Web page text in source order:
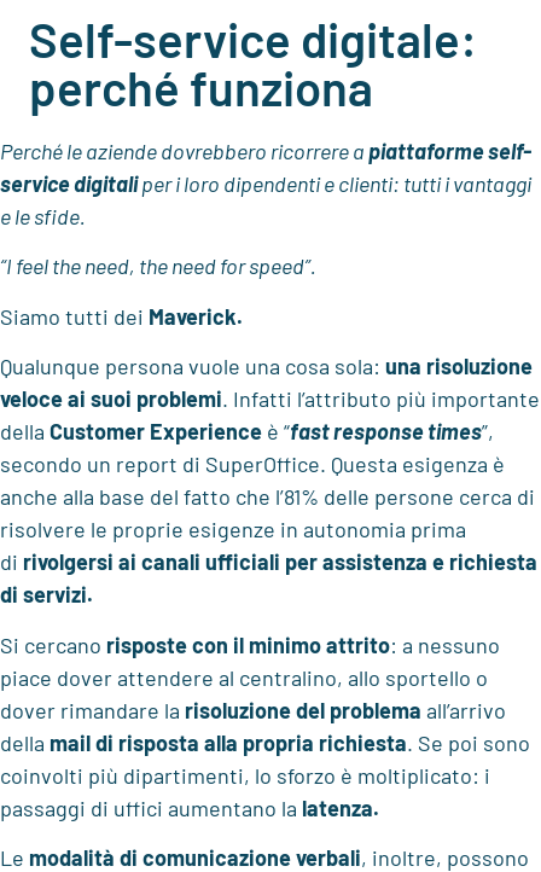
Self-service digitale:
perché funziona
Perché le aziende dovrebbero ricorrere apiattaforme self-
service digitaliper i loro dipendenti e clienti: tutti i vantaggi
e le sfide.
“I feel the need, the need for speed”.
Siamo tutti dei Maverick.
Qualunque persona vuole una cosa sola: una risoluzione
veloce ai suoi problemi. Infatti l’attributo più importante
della Customer Experience è “fast response times”,
secondo un report di SuperOffice. Questa esigenza è
anche alla base del fatto che l’81% delle persone cerca di
risolvere le proprie esigenze in autonomia prima
di rivolgersi ai canali ufficiali per assistenza e richiesta
di servizi.
Si cercano risposte con il minimo attrito: a nessuno
piace dover attendere al centralino, allo sportello o
dover rimandare la risoluzione del problema all’arrivo
della mail di risposta alla propria richiesta. Se poi sono
coinvolti più dipartimenti, lo sforzo è moltiplicato: i
passaggi di uffici aumentano la latenza.
Le modalità di comunicazione verbali, inoltre, possono